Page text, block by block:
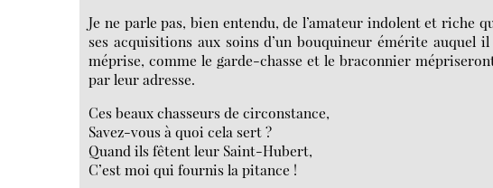
Je ne parle pas, bien entendu, de l’amateur indolent et riche
ses acquisitions aux soins d’un bouquineur émérite
méprise, comme le garde-chasse et le braconnier
par leur adresse.
Ces beaux chasseurs de circonstance,
Savez-vous à quoi cela sert ?
Quand ils fêtent leur Saint-Hubert,
C’est moi qui fournis la pitance !